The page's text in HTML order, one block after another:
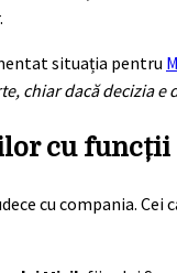
situația pentru
chiar dacă decizia e
cu funcții
cu compania.